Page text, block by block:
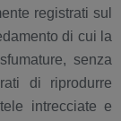
registrati sul
di cui la
senza
di riprodurre
intrecciate e